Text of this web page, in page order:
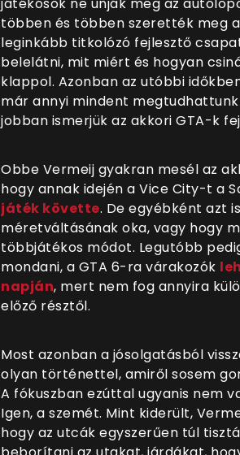
többen és többen szerették meg
leginkább titkolózó fejlesztő
belelátni, mit miért és hogyan
klappol. Azonban az utóbbi
már annyi mindent
jobban ismerjük az akkori GTA-k
Obbe Vermeij gyakran mesél az
hogy annak idején a Vice City-t a
játék követte. De egyébként azt
méretváltásának oka, vagy hogy
többjátékos módot. Legutóbb
mondani, a GTA 6-ra várakozók
napján, mert nem fog annyira
előző résztől.
Most azonban a jósolgatásból
olyan történettel, amiről sosem
A fókuszban ezúttal ugyanis nem
Igen, a szemét. Mint kiderült,
hogy az utcák egyszerűen túl